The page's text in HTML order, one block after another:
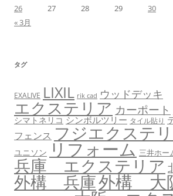
26
27 28 29
30
« 3月
タグ
EXALIVE LIXIL rik cad ウッドデッキ
エクステリア カーポート
シマトネリコ シンボルツリー タイル貼り
フェンス フジエクステ
ユニソン リフォーム 三井ホー
兵庫 エクステリア
外構 兵庫外構 大